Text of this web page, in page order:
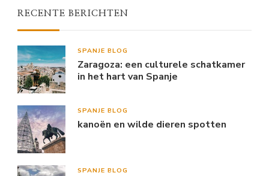
RECENTE BERICHTEN
SPANJE BLOG
Zaragoza: een culturele schatkamer
in het hart van Spanje
SPANJE BLOG
kanoën en wilde dieren spotten
SPANJE BLOG